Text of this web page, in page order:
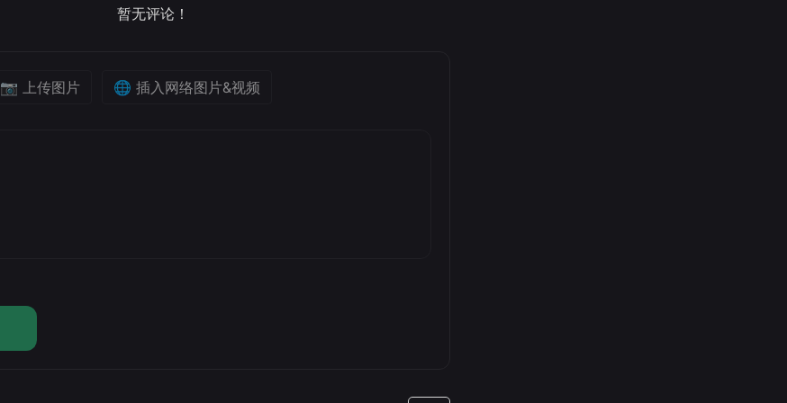
暂无评论！
📷 上传图片 🌐 插入网络图片&视频